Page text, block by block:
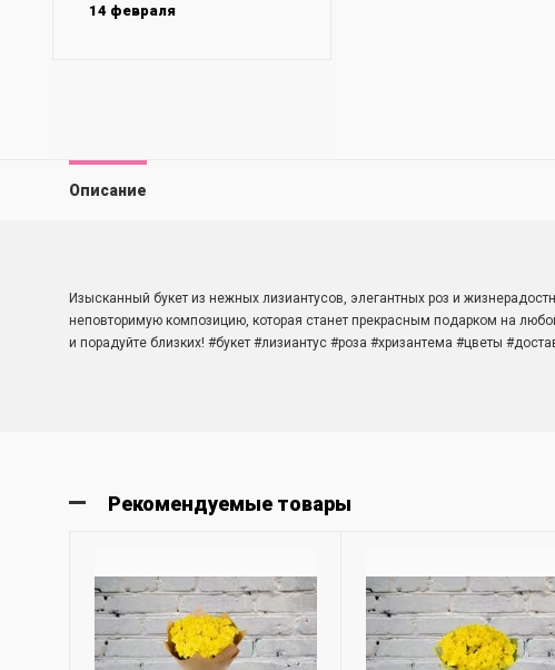
14 февраля
Описание
Изысканный букет из нежных лизиантусов, элегантных роз и
неповторимую композицию, которая станет прекрасным подарком на
и порадуйте близких! #букет #лизиантус #роза #хризантема #цветы
Рекомендуемые товары